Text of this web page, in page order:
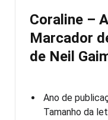
Coraline –
Marcador
de Neil
Ano de
Tamanho da